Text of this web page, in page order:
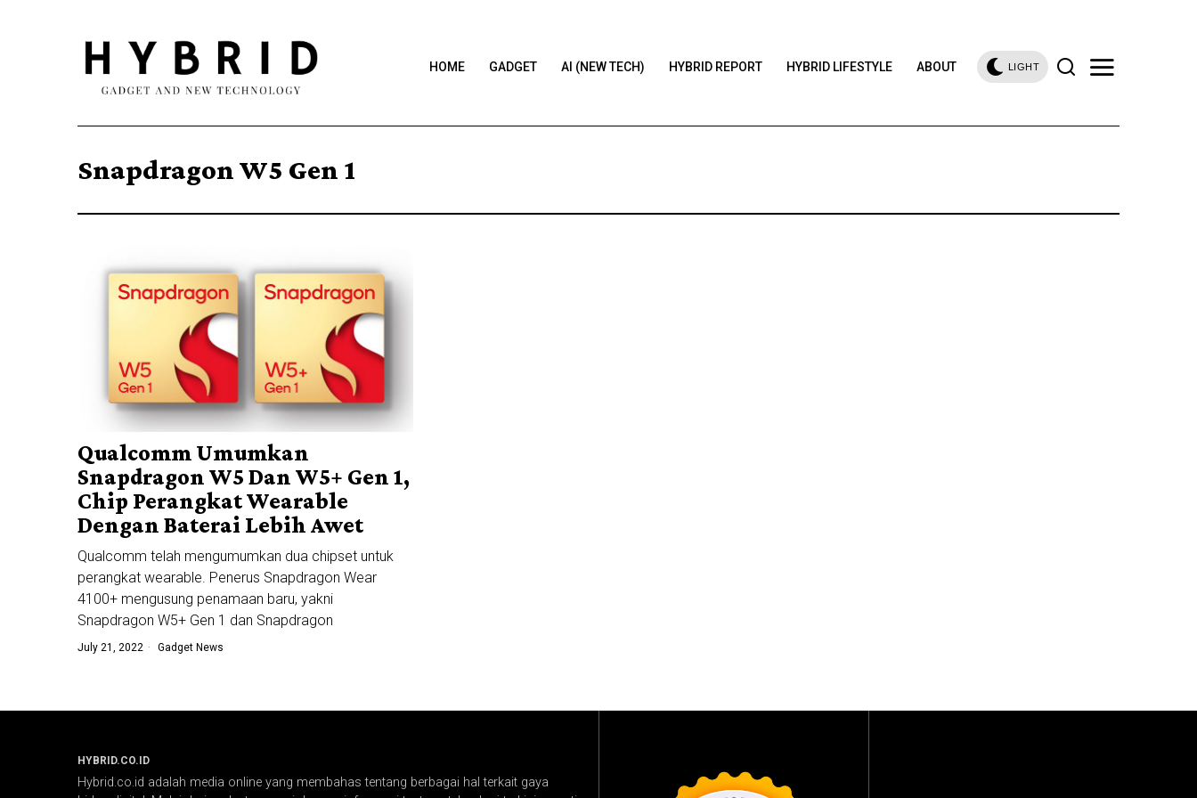
HOME GADGET AI (NEW TECH) HYBRID REPORT HYBRID LIFESTYLE ABOUT LIGHT
Snapdragon W5 Gen 1
Qualcomm Umumkan
Snapdragon W5 Dan W5+ Gen 1,
Chip Perangkat Wearable
Dengan Baterai Lebih Awet
Qualcomm telah mengumumkan dua chipset untuk
perangkat wearable. Penerus Snapdragon Wear
4100+ mengusung penamaan baru, yakni
Snapdragon W5+ Gen 1 dan Snapdragon
July 21, 2022 Gadget News
HYBRID.CO.ID
Hybrid.co.id adalah media online yang membahas tentang berbagai hal terkait gaya